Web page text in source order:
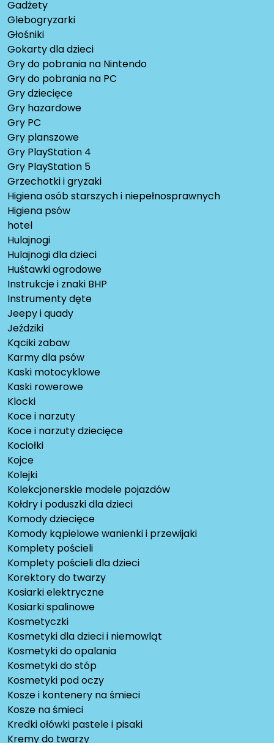
Gadżety
Glebogryzarki
Głośniki
Gokarty dla dzieci
Gry do pobrania na Nintendo
Gry do pobrania na PC
Gry dziecięce
Gry hazardowe
Gry PC
Gry planszowe
Gry PlayStation 4
Gry PlayStation 5
Grzechotki i gryzaki
Higiena osób starszych i niepełnosprawnych
Higiena psów
hotel
Hulajnogi
Hulajnogi dla dzieci
Huśtawki ogrodowe
Instrukcje i znaki BHP
Instrumenty dęte
Jeepy i quady
Jeździki
Kąciki zabaw
Karmy dla psów
Kaski motocyklowe
Kaski rowerowe
Klocki
Koce i narzuty
Koce i narzuty dziecięce
Kociołki
Kojce
Kolejki
Kolekcjonerskie modele pojazdów
Kołdry i poduszki dla dzieci
Komody dziecięce
Komody kąpielowe wanienki i przewijaki
Komplety pościeli
Komplety pościeli dla dzieci
Korektory do twarzy
Kosiarki elektryczne
Kosiarki spalinowe
Kosmetyczki
Kosmetyki dla dzieci i niemowląt
Kosmetyki do opalania
Kosmetyki do stóp
Kosmetyki pod oczy
Kosze i kontenery na śmieci
Kosze na śmieci
Kredki ołówki pastele i pisaki
Kremy do twarzy